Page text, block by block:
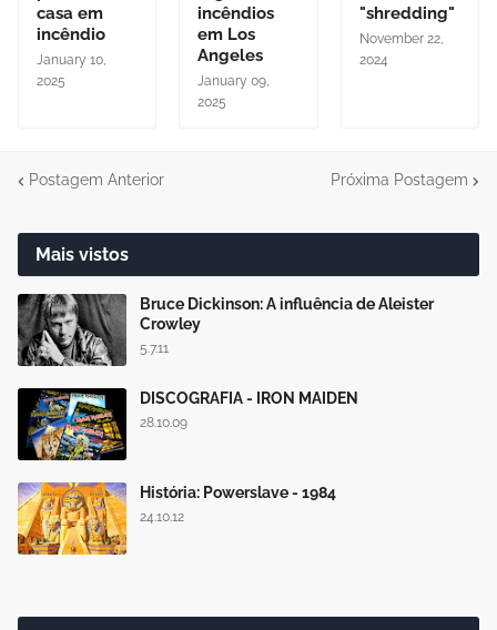
casa em
incêndio
January 10,
2025
incêndios
em Los
Angeles
January 09,
2025
"shredding"
November 22,
2024
Postagem Anterior Próxima Postagem
Mais vistos
Bruce Dickinson: A influência de Aleister
Crowley
5.7.11
DISCOGRAFIA - IRON MAIDEN
28.10.09
História: Powerslave - 1984
24.10.12